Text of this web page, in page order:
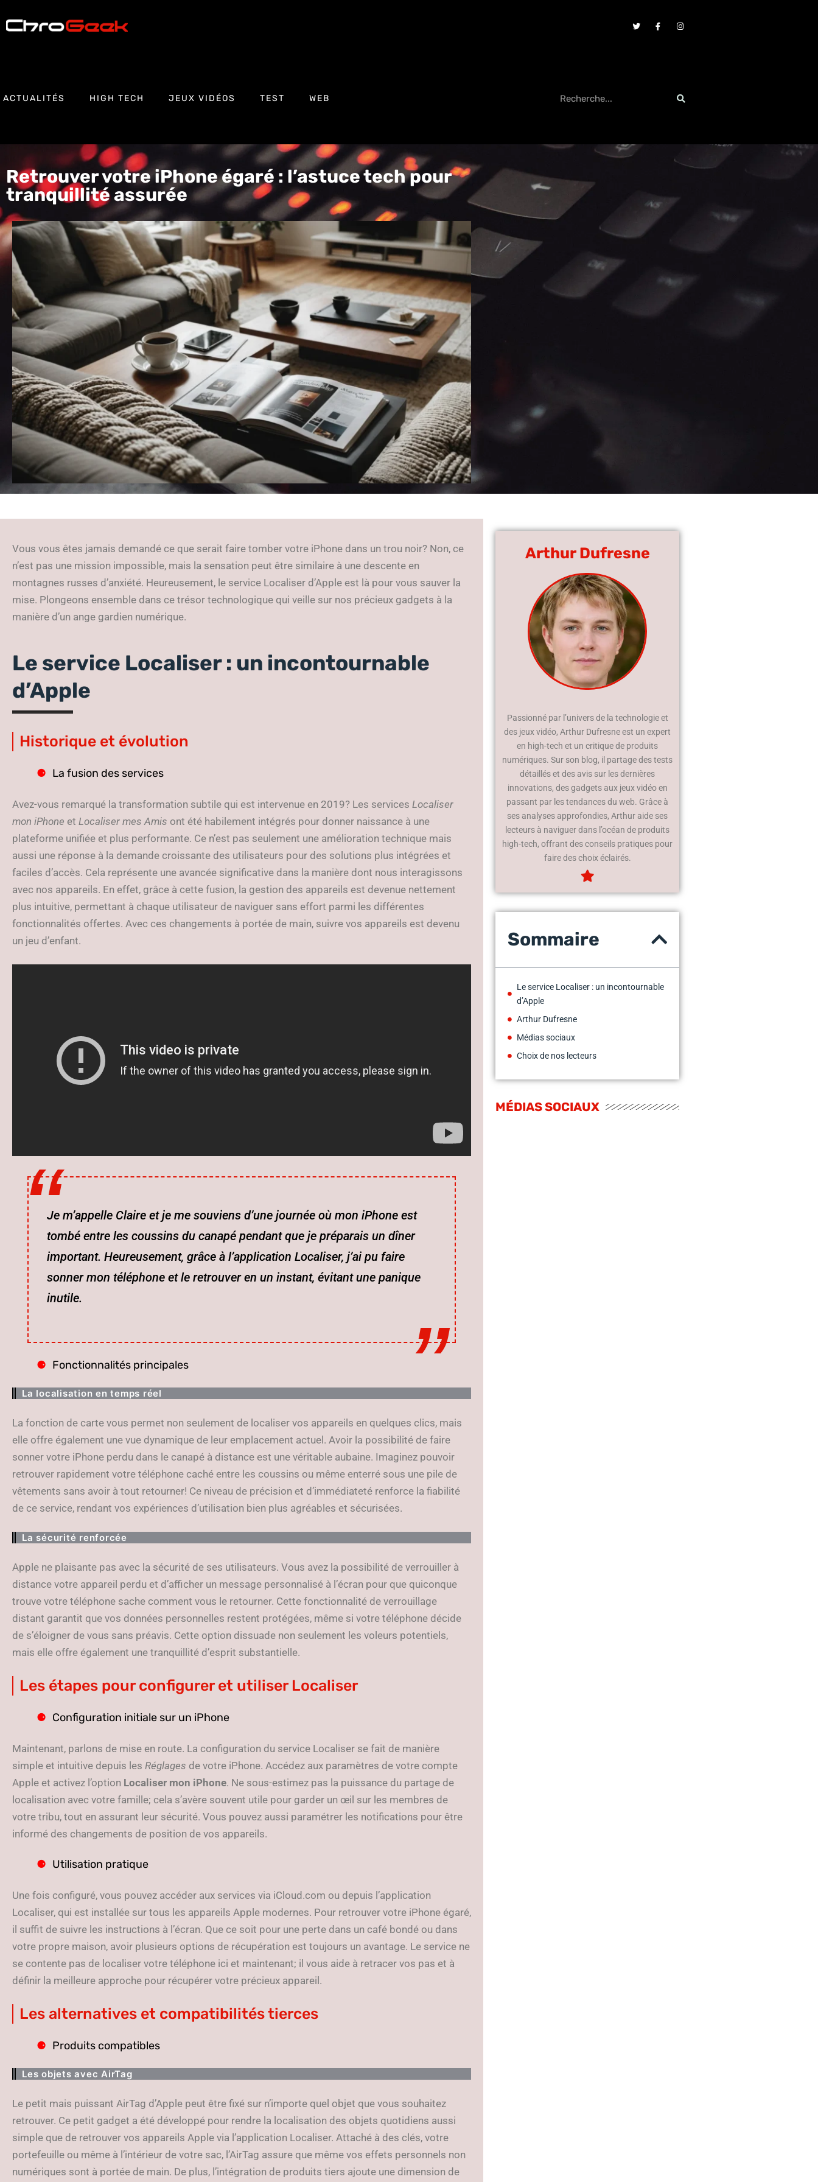
ACTUALITÉS HIGH TECH JEUX VIDÉOS TEST WEB
Retrouver votre iPhone égaré : l’astuce tech pour
tranquillité assurée
Vous vous êtes jamais demandé ce que serait faire tomber votre iPhone dans un trou noir? Non, ce
n’est pas une mission impossible, mais la sensation peut être similaire à une descente en
montagnes russes d’anxiété. Heureusement, le service Localiser d’Apple est là pour vous sauver la
mise. Plongeons ensemble dans ce trésor technologique qui veille sur nos précieux gadgets à la
manière d’un ange gardien numérique.
Le service Localiser : un incontournable
d’Apple
Historique et évolution
La fusion des services
Avez-vous remarqué la transformation subtile qui est intervenue en 2019? Les services Localiser
mon iPhone et Localiser mes Amis ont été habilement intégrés pour donner naissance à une
plateforme unifiée et plus performante. Ce n’est pas seulement une amélioration technique mais
aussi une réponse à la demande croissante des utilisateurs pour des solutions plus intégrées et
faciles d’accès. Cela représente une avancée significative dans la manière dont nous interagissons
avec nos appareils. En effet, grâce à cette fusion, la gestion des appareils est devenue nettement
plus intuitive, permettant à chaque utilisateur de naviguer sans effort parmi les différentes
fonctionnalités offertes. Avec ces changements à portée de main, suivre vos appareils est devenu
un jeu d’enfant.
Je m’appelle Claire et je me souviens d’une journée où mon iPhone est
tombé entre les coussins du canapé pendant que je préparais un dîner
important. Heureusement, grâce à l’application Localiser, j’ai pu faire
sonner mon téléphone et le retrouver en un instant, évitant une panique
inutile.
Fonctionnalités principales
La localisation en temps réel
La fonction de carte vous permet non seulement de localiser vos appareils en quelques clics, mais
elle offre également une vue dynamique de leur emplacement actuel. Avoir la possibilité de faire
sonner votre iPhone perdu dans le canapé à distance est une véritable aubaine. Imaginez pouvoir
retrouver rapidement votre téléphone caché entre les coussins ou même enterré sous une pile de
vêtements sans avoir à tout retourner! Ce niveau de précision et d’immédiateté renforce la fiabilité
de ce service, rendant vos expériences d’utilisation bien plus agréables et sécurisées.
La sécurité renforcée
Apple ne plaisante pas avec la sécurité de ses utilisateurs. Vous avez la possibilité de verrouiller à
distance votre appareil perdu et d’afficher un message personnalisé à l’écran pour que quiconque
trouve votre téléphone sache comment vous le retourner. Cette fonctionnalité de verrouillage
distant garantit que vos données personnelles restent protégées, même si votre téléphone décide
de s’éloigner de vous sans préavis. Cette option dissuade non seulement les voleurs potentiels,
mais elle offre également une tranquillité d’esprit substantielle.
Les étapes pour configurer et utiliser Localiser
Configuration initiale sur un iPhone
Maintenant, parlons de mise en route. La configuration du service Localiser se fait de manière
simple et intuitive depuis les Réglages de votre iPhone. Accédez aux paramètres de votre compte
Apple et activez l’option Localiser mon iPhone. Ne sous-estimez pas la puissance du partage de
localisation avec votre famille; cela s’avère souvent utile pour garder un œil sur les membres de
votre tribu, tout en assurant leur sécurité. Vous pouvez aussi paramétrer les notifications pour être
informé des changements de position de vos appareils.
Utilisation pratique
Une fois configuré, vous pouvez accéder aux services via iCloud.com ou depuis l’application
Localiser, qui est installée sur tous les appareils Apple modernes. Pour retrouver votre iPhone égaré,
il suffit de suivre les instructions à l’écran. Que ce soit pour une perte dans un café bondé ou dans
votre propre maison, avoir plusieurs options de récupération est toujours un avantage. Le service ne
se contente pas de localiser votre téléphone ici et maintenant; il vous aide à retracer vos pas et à
définir la meilleure approche pour récupérer votre précieux appareil.
Les alternatives et compatibilités tierces
Produits compatibles
Les objets avec AirTag
Le petit mais puissant AirTag d’Apple peut être fixé sur n’importe quel objet que vous souhaitez
retrouver. Ce petit gadget a été développé pour rendre la localisation des objets quotidiens aussi
simple que de retrouver vos appareils Apple via l’application Localiser. Attaché à des clés, votre
portefeuille ou même à l’intérieur de votre sac, l’AirTag assure que même vos effets personnels non
numériques sont à portée de main. De plus, l’intégration de produits tiers ajoute une dimension de
Arthur Dufresne
Passionné par l’univers de la technologie et
des jeux vidéo, Arthur Dufresne est un expert
en high-tech et un critique de produits
numériques. Sur son blog, il partage des tests
détaillés et des avis sur les dernières
innovations, des gadgets aux jeux vidéo en
passant par les tendances du web. Grâce à
ses analyses approfondies, Arthur aide ses
lecteurs à naviguer dans l’océan de produits
high-tech, offrant des conseils pratiques pour
faire des choix éclairés.
Sommaire
Le service Localiser : un incontournable
d’Apple
Arthur Dufresne
Médias sociaux
Choix de nos lecteurs
MÉDIAS SOCIAUX